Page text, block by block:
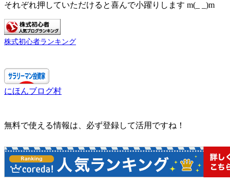
それぞれ押していただけると喜んで小躍りします m(_ _)m
株式初心者ランキング
にほんブログ村
無料で使える情報は、必ず登録して活用ですね！